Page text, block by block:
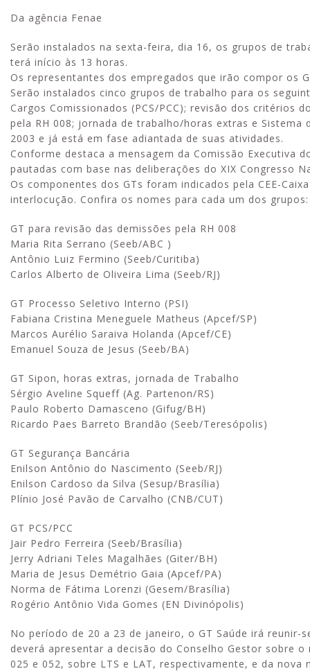
Da agência Fenae
Serão instalados na sexta-feira, dia 16, os grupos de
terá início às 13 horas.
Os representantes dos empregados que irão compor os
Serão instalados cinco grupos de trabalho para os
Cargos Comissionados (PCS/PCC); revisão dos critérios
pela RH 008; jornada de trabalho/horas extras e
2003 e já está em fase adiantada de suas atividades.
Conforme destaca a mensagem da Comissão Executiva
pautadas com base nas deliberações do XIX Congresso
Os componentes dos GTs foram indicados pela CEE-
interlocução. Confira os nomes para cada um dos grupos:
GT para revisão das demissões pela RH 008
Maria Rita Serrano (Seeb/ABC )
Antônio Luiz Fermino (Seeb/Curitiba)
Carlos Alberto de Oliveira Lima (Seeb/RJ)
GT Processo Seletivo Interno (PSI)
Fabiana Cristina Meneguele Matheus (Apcef/SP)
Marcos Aurélio Saraiva Holanda (Apcef/CE)
Emanuel Souza de Jesus (Seeb/BA)
GT Sipon, horas extras, jornada de Trabalho
Sérgio Aveline Squeff (Ag. Partenon/RS)
Paulo Roberto Damasceno (Gifug/BH)
Ricardo Paes Barreto Brandão (Seeb/Teresópolis)
GT Segurança Bancária
Enilson Antônio do Nascimento (Seeb/RJ)
Enilson Cardoso da Silva (Sesup/Brasília)
Plínio José Pavão de Carvalho (CNB/CUT)
GT PCS/PCC
Jair Pedro Ferreira (Seeb/Brasília)
Jerry Adriani Teles Magalhães (Giter/BH)
Maria de Jesus Demétrio Gaia (Apcef/PA)
Norma de Fátima Lorenzi (Gesem/Brasília)
Rogério Antônio Vida Gomes (EN Divinópolis)
No período de 20 a 23 de janeiro, o GT Saúde irá reunir-
deverá apresentar a decisão do Conselho Gestor sobre
025 e 052, sobre LTS e LAT, respectivamente, e da